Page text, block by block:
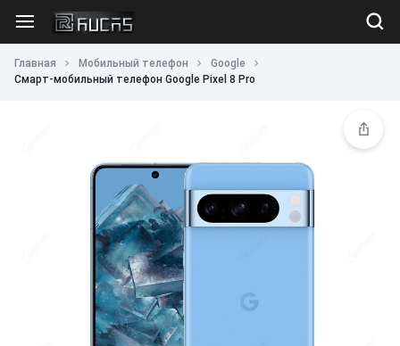
Главная Мобильный телефон
Google
Смарт-мобильный телефон Google Pixel 8 Pro